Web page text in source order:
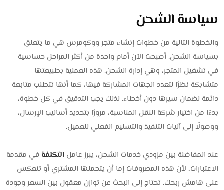
سياسة الشحن
والخطوة التالية من خطوات إنشاء متجر ووكومرس هي ما يتعلق
بسياسة الشحن. أصبحت الآن أمام واحدة من أكثر المراحل حساسية
في تشغيل المتجر، وهي إدارة الشحن. هذه العملية بطبيعتها
متشابكة نظرًا لتعدد الجهات المشاركة فيها، كما أنها تتطلب متابعة
دائمة لضمان سيرها دون أخطاء. لذلك يجب التدقيق في كل خطوة،
بدءًا من اختيار شركة النقل المناسبة، مرورًا بتحديد أساليب الإرسال،
ووصولًا إلى آليات التنفيذ والتسليم الفعلي للعميل.
عند المفاضلة بين مزودي خدمات الشحن، يبرز عاملالتكلفة في مقدمة
الاعتبارات، لأن هذه المصروفات إما أن يتحملها المشتري أو تنعكس
على هامش ربحك. تحتاج إلى البحث عن توازن معقول بين السعر وجودة